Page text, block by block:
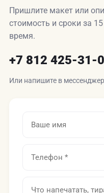
Пришлите макет или
стоимость и сроки за
время.
+7 812 425-31-
Или напишите в